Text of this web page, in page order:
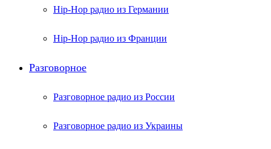
Hip-Hop радио из Германии
Hip-Hop радио из Франции
Разговорное
Разговорное радио из России
Разговорное радио из Украины